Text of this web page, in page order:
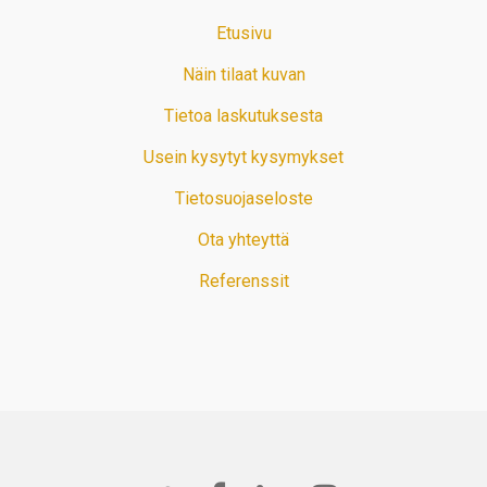
Etusivu
Näin tilaat kuvan
Tietoa laskutuksesta
Usein kysytyt kysymykset
Tietosuojaseloste
Ota yhteyttä
Referenssit